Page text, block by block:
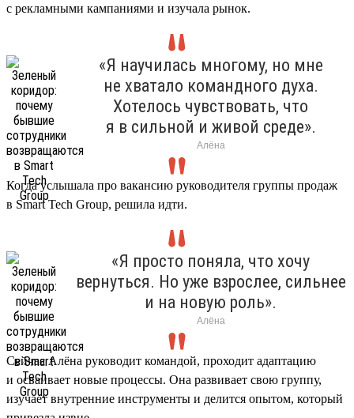
с рекламными кампаниями и изучала рынок.
«Я научилась многому, но мне
не хватало командного духа.
Хотелось чувствовать, что
я в сильной и живой среде».
Алёна
Когда услышала про вакансию руководителя группы продаж
в Smart Tech Group, решила идти.
«Я просто поняла, что хочу
вернуться. Но уже взрослее, сильнее
и на новую роль».
Алёна
Сейчас Алёна руководит командой, проходит адаптацию
и осваивает новые процессы. Она развивает свою группу,
изучает внутренние инструменты и делится опытом, который